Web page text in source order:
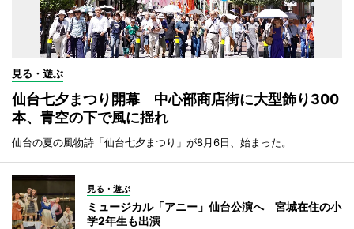
見る・遊ぶ
仙台七夕まつり開幕 中心部商店街に大型飾り300
本、青空の下で風に揺れ
仙台の夏の風物詩「仙台七夕まつり」が8月6日、始まった。
見る・遊ぶ
ミュージカル「アニー」仙台公演へ 宮城在住の小
学2年生も出演